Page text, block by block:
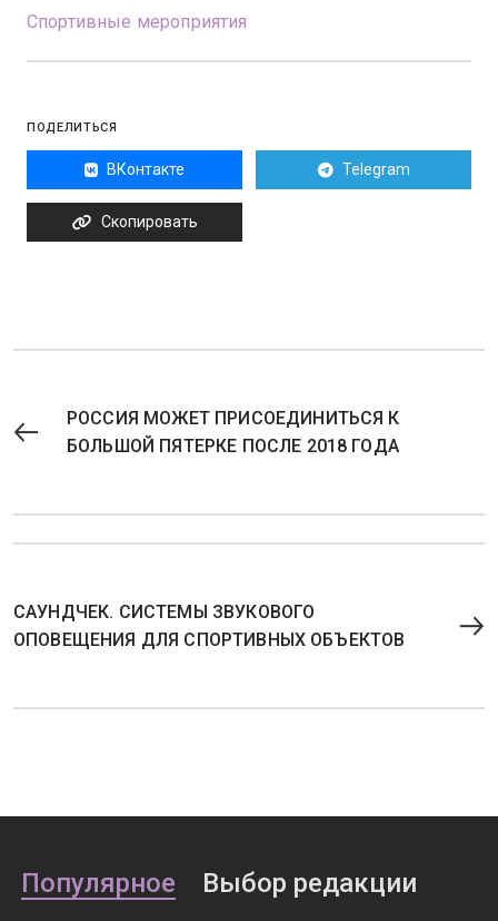
Спортивные мероприятия
ПОДЕЛИТЬСЯ
ВКонтакте Telegram
Скопировать
РОССИЯ МОЖЕТ ПРИСОЕДИНИТЬСЯ К
БОЛЬШОЙ ПЯТЕРКЕ ПОСЛЕ 2018 ГОДА
САУНДЧЕК. СИСТЕМЫ ЗВУКОВОГО
ОПОВЕЩЕНИЯ ДЛЯ СПОРТИВНЫХ ОБЪЕКТОВ
Популярное Выбор редакции